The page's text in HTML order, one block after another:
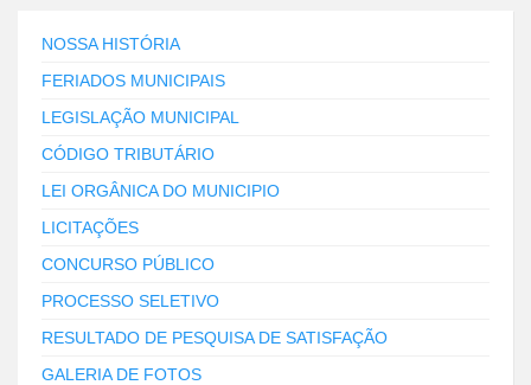
NOSSA HISTÓRIA
FERIADOS MUNICIPAIS
LEGISLAÇÃO MUNICIPAL
CÓDIGO TRIBUTÁRIO
LEI ORGÂNICA DO MUNICIPIO
LICITAÇÕES
CONCURSO PÚBLICO
PROCESSO SELETIVO
RESULTADO DE PESQUISA DE SATISFAÇÃO
GALERIA DE FOTOS